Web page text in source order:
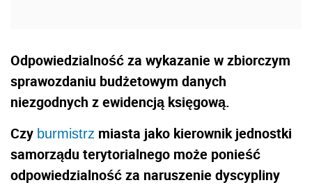
Odpowiedzialność za wykazanie w zbiorczym
sprawozdaniu budżetowym danych
niezgodnych z ewidencją księgową.
Czy burmistrz miasta jako kierownik jednostki
samorządu terytorialnego może ponieść
odpowiedzialność za naruszenie dyscypliny